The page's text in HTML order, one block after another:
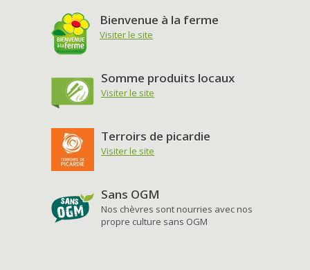
Bienvenue à la ferme
Visiter le site
Somme produits locaux
Visiter le site
Terroirs de picardie
Visiter le site
Sans OGM
Nos chèvres sont nourries avec nos
propre culture sans OGM